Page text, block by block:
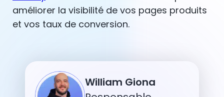
améliorer la visibilité de vos pages produits
et vos taux de conversion.
William Giona